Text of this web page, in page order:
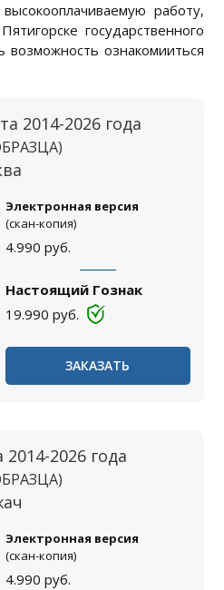
работу,
государственного
ознакомииться
2014-2026 года
Электронная версия
(скан-копия)
4.990 руб.
Настоящий Гознак
19.990 руб.
ЗАКАЗАТЬ
2026 года
Электронная версия
(скан-копия)
4.990 руб.